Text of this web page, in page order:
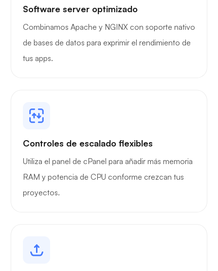
Portainer
Software server optimizado
Combinamos Apache y NGINX con soporte nativo
de bases de datos para exprimir el rendimiento de
tus apps.
Controles de escalado flexibles
Utiliza el panel de cPanel para añadir más memoria
RAM y potencia de CPU conforme crezcan tus
proyectos.